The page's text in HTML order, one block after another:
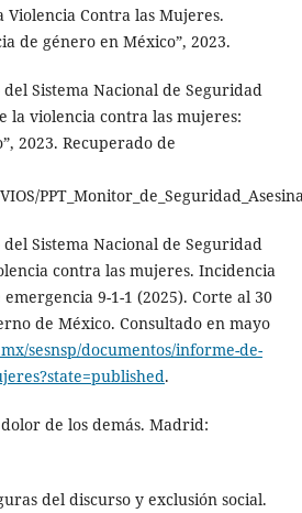
Contra las Mujeres.
de género en México”, 2023.
Sistema Nacional de Seguridad
la violencia contra las mujeres:
2023. Recuperado de
Sistema Nacional de Seguridad
contra las mujeres. Incidencia
9-1-1 (2025). Corte al 30
de México. Consultado en mayo
sesnsp/documentos/informe-de-
.
de los demás. Madrid:
del discurso y exclusión social.